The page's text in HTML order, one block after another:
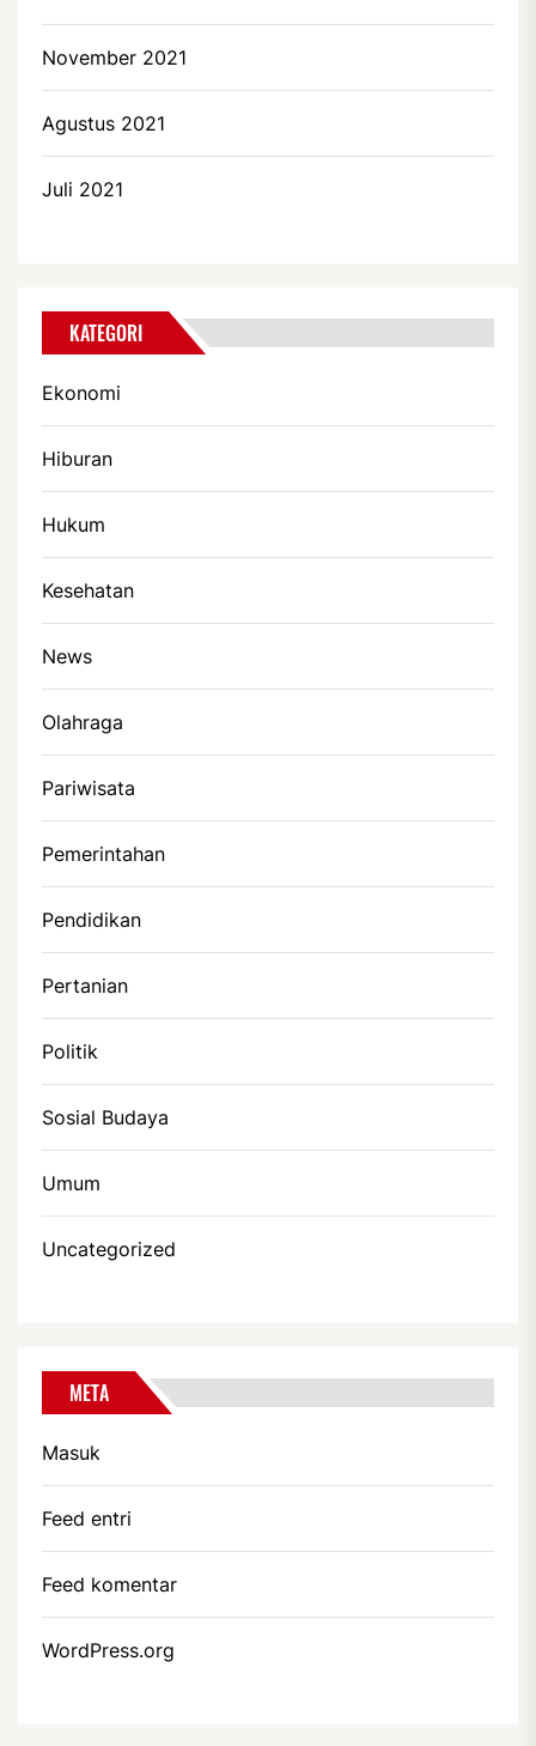
November 2021
Agustus 2021
Juli 2021
KATEGORI
Ekonomi
Hiburan
Hukum
Kesehatan
News
Olahraga
Pariwisata
Pemerintahan
Pendidikan
Pertanian
Politik
Sosial Budaya
Umum
Uncategorized
META
Masuk
Feed entri
Feed komentar
WordPress.org